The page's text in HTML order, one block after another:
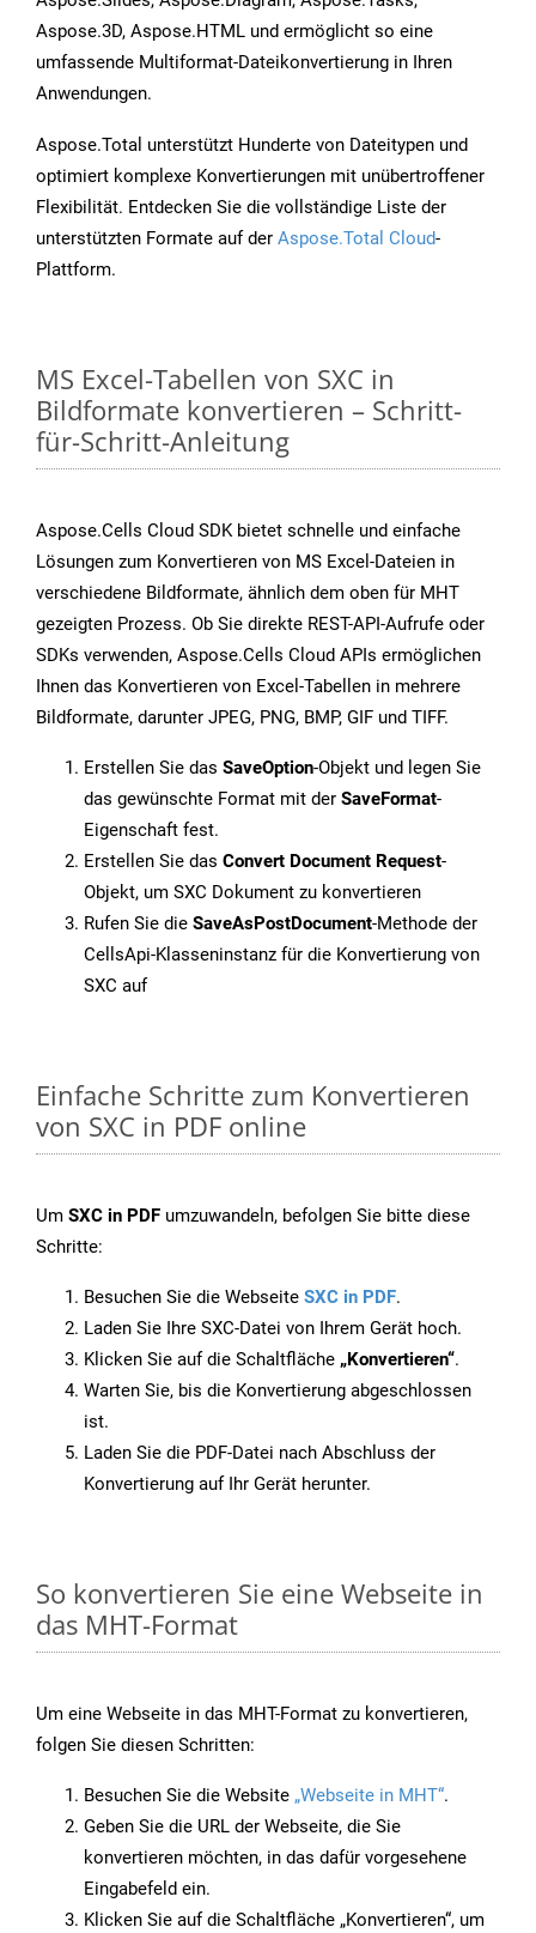
Aspose.3D, Aspose.HTML und ermöglicht so eine
umfassende Multiformat-Dateikonvertierung in Ihren
Anwendungen.
Aspose.Total unterstützt Hunderte von Dateitypen und
optimiert komplexe Konvertierungen mit unübertroffener
Flexibilität. Entdecken Sie die vollständige Liste der
unterstützten Formate auf der Aspose.Total Cloud-
Plattform.
MS Excel-Tabellen von SXC in
Bildformate konvertieren – Schritt-
für-Schritt-Anleitung
Aspose.Cells Cloud SDK bietet schnelle und einfache
Lösungen zum Konvertieren von MS Excel-Dateien in
verschiedene Bildformate, ähnlich dem oben für MHT
gezeigten Prozess. Ob Sie direkte REST-API-Aufrufe oder
SDKs verwenden, Aspose.Cells Cloud APIs ermöglichen
Ihnen das Konvertieren von Excel-Tabellen in mehrere
Bildformate, darunter JPEG, PNG, BMP, GIF und TIFF.
Erstellen Sie das SaveOption-Objekt und legen Sie
das gewünschte Format mit der SaveFormat-
Eigenschaft fest.
Erstellen Sie das Convert Document Request-
Objekt, um SXC Dokument zu konvertieren
Rufen Sie die SaveAsPostDocument-Methode der
CellsApi-Klasseninstanz für die Konvertierung von
SXC auf
Einfache Schritte zum Konvertieren
von SXC in PDF online
Um SXC in PDF umzuwandeln, befolgen Sie bitte diese
Schritte:
Besuchen Sie die Webseite SXC in PDF.
Laden Sie Ihre SXC-Datei von Ihrem Gerät hoch.
Klicken Sie auf die Schaltfläche „Konvertieren“.
Warten Sie, bis die Konvertierung abgeschlossen
ist.
Laden Sie die PDF-Datei nach Abschluss der
Konvertierung auf Ihr Gerät herunter.
So konvertieren Sie eine Webseite in
das MHT-Format
Um eine Webseite in das MHT-Format zu konvertieren,
folgen Sie diesen Schritten:
Besuchen Sie die Website „Webseite in MHT“.
Geben Sie die URL der Webseite, die Sie
konvertieren möchten, in das dafür vorgesehene
Eingabefeld ein.
Klicken Sie auf die Schaltfläche „Konvertieren“, um